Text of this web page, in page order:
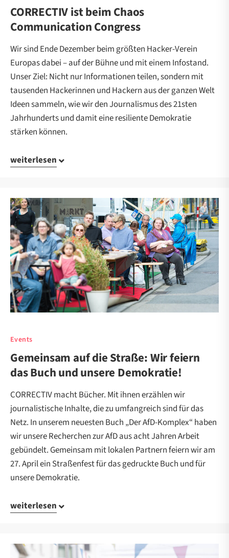
CORRECTIV ist beim Chaos
Communication Congress
Wir sind Ende Dezember beim größten Hacker-Verein
Europas dabei – auf der Bühne und mit einem Infostand.
Unser Ziel: Nicht nur Informationen teilen, sondern mit
tausenden Hackerinnen und Hackern aus der ganzen Welt
Ideen sammeln, wie wir den Journalismus des 21sten
Jahrhunderts und damit eine resiliente Demokratie
stärken können.
weiterlesen
Events
Gemeinsam auf die Straße: Wir feiern
das Buch und unsere Demokratie!
CORRECTIV macht Bücher. Mit ihnen erzählen wir
journalistische Inhalte, die zu umfangreich sind für das
Netz. In unserem neuesten Buch „Der AfD-Komplex“ haben
wir unsere Recherchen zur AfD aus acht Jahren Arbeit
gebündelt. Gemeinsam mit lokalen Partnern feiern wir am
27. April ein Straßenfest für das gedruckte Buch und für
unsere Demokratie.
weiterlesen